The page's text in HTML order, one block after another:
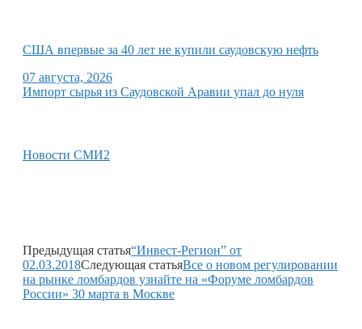
США впервые за 40 лет не купили саудовскую нефть
07 августа, 2026
Импорт сырья из Саудовской Аравии упал до нуля
Новости СМИ2
Предыдущая статья“Инвест-Регион” от
02.03.2018Следующая статьяВсе о новом регулировании
на рынке ломбардов узнайте на «Форуме ломбардов
России» 30 марта в Москве